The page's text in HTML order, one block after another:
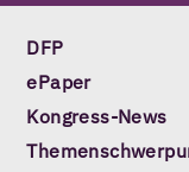
DFP
ePaper
Kongress-News